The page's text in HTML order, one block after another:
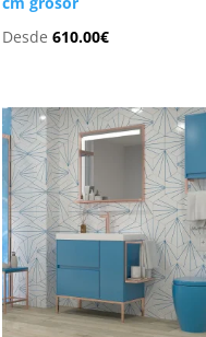
Desde610.00€